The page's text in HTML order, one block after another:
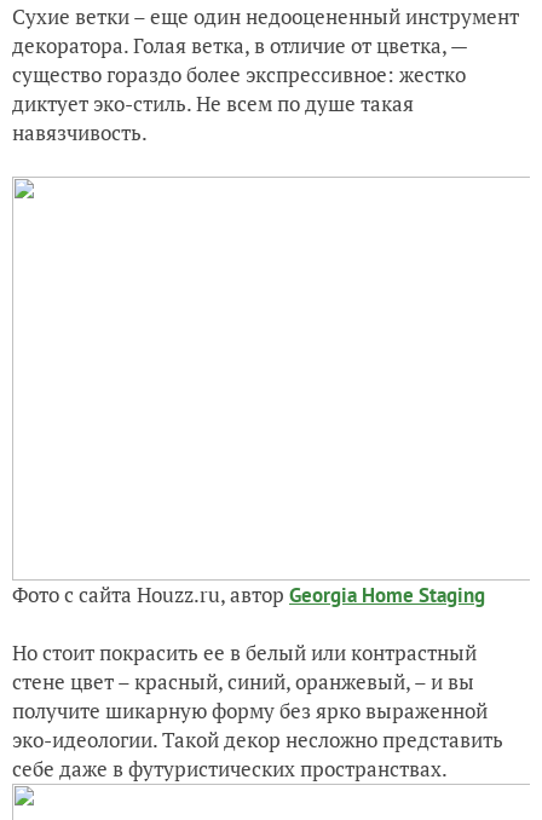
Сухие ветки – еще один недооцененный инструмент
декоратора. Голая ветка, в отличие от цветка, —
существо гораздо более экспрессивное: жестко
диктует эко-стиль. Не всем по душе такая
навязчивость.
Фото с сайта Houzz.ru, автор Georgia Home Staging
Но стоит покрасить ее в белый или контрастный
стене цвет – красный, синий, оранжевый, – и вы
получите шикарную форму без ярко выраженной
эко-идеологии. Такой декор несложно представить
себе даже в футуристических пространствах.